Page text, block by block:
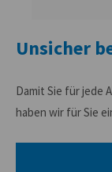
Unsicher
Damit Sie für jede
haben wir für Sie